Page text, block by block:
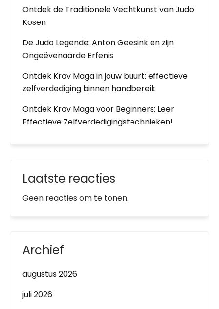
Ontdek de Traditionele Vechtkunst van Judo
Kosen
De Judo Legende: Anton Geesink en zijn
Ongeëvenaarde Erfenis
Ontdek Krav Maga in jouw buurt: effectieve
zelfverdediging binnen handbereik
Ontdek Krav Maga voor Beginners: Leer
Effectieve Zelfverdedigingstechnieken!
Laatste reacties
Geen reacties om te tonen.
Archief
augustus 2026
juli 2026